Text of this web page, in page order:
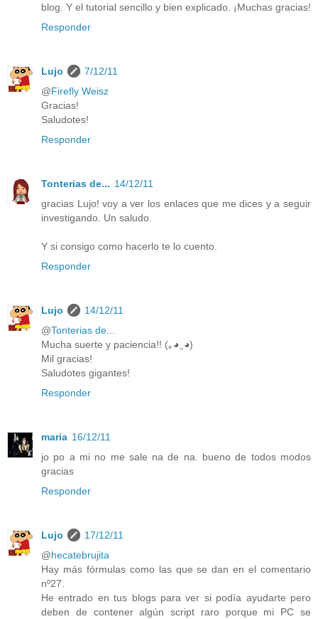
blog. Y el tutorial sencillo y bien explicado. ¡Muchas gracias!
Responder
Lujo
7/12/11
@Firefly Weisz
Gracias!
Saludotes!
Responder
Tonterias de... 14/12/11
gracias Lujo! voy a ver los enlaces que me dices y a seguir
investigando. Un saludo.
Y si consigo como hacerlo te lo cuento.
Responder
Lujo
14/12/11
@Tonterias de...
Mucha suerte y paciencia!! (｡◕‿◕)
Mil gracias!
Saludotes gigantes!
Responder
maria 16/12/11
jo po a mi no me sale na de na. bueno de todos modos
gracias
Responder
Lujo
17/12/11
@hecatebrujita
Hay más fórmulas como las que se dan en el comentario
nº27.
He entrado en tus blogs para ver si podía ayudarte pero
deben de contener algún script raro porque mi PC se